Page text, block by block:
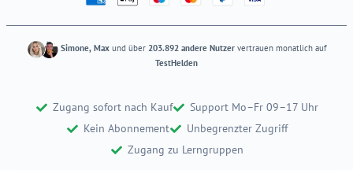
Simone, Maxund über 203.892 andere Nutzervertrauen monatlich auf
TestHelden
Zugang sofort nach Kauf
Support Mo–Fr 09–17 Uhr
Kein Abonnement
Unbegrenzter Zugriff
Zugang zu Lerngruppen